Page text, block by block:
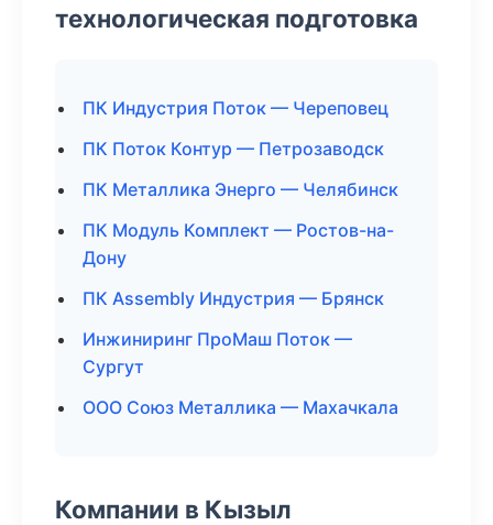
технологическая подготовка
ПК Индустрия Поток — Череповец
ПК Поток Контур — Петрозаводск
ПК Металлика Энерго — Челябинск
ПК Модуль Комплект — Ростов-на-
Дону
ПК Assembly Индустрия — Брянск
Инжиниринг ПроМаш Поток —
Сургут
ООО Союз Металлика — Махачкала
Компании в Кызыл